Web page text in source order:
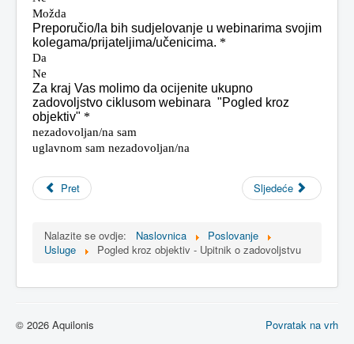
Pret Sljedeće
Nalazite se ovdje: Naslovnica
Poslovanje
Usluge
Pogled kroz objektiv - Upitnik o zadovoljstvu
Povratak na vrh
© 2026 Aquilonis